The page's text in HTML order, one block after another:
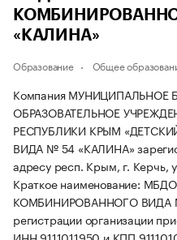
«КАЛИНА»
Образование Общее
Компания
ОБРАЗОВАТЕЛЬНОЕ
РЕСПУБЛИКИ КРЫМ
ВИДА № 54 «КАЛИНА»
адресу респ. Крым, г. Керчь,
Краткое наименование:
КОМБИНИРОВАННОГО ВИДА
регистрации организации